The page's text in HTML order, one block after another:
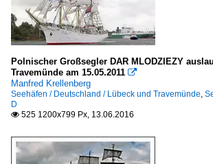
Polnischer Großsegler DAR MLODZIEZY
Travemünde am 15.05.2011 
Manfred Krellenberg
Seehäfen / Deutschland / Lübeck und Travemünde
D
 525 1200x799 Px, 13.06.2016